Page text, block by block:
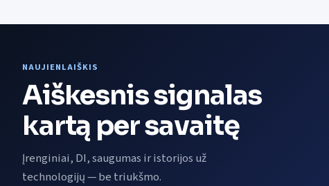
NAUJIENLAIŠKIS
Aiškesnis signalas
kartą per savaitę
Įrenginiai, DI, saugumas ir istorijos už
technologijų — be triukšmo.